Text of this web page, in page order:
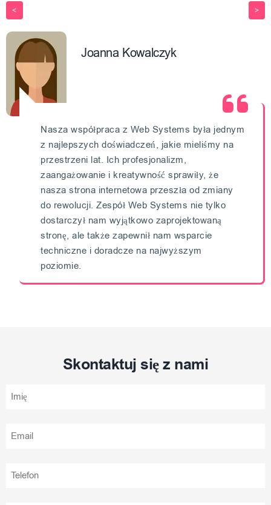
Joanna Kowalczyk
Nasza współpraca z Web Systems była jednym
z najlepszych doświadczeń, jakie mieliśmy na
przestrzeni lat. Ich profesjonalizm,
zaangażowanie i kreatywność sprawiły, że
nasza strona internetowa przeszła od zmiany
do rewolucji. Zespół Web Systems nie tylko
dostarczył nam wyjątkowo zaprojektowaną
stronę, ale także zapewnił nam wsparcie
techniczne i doradcze na najwyższym
poziomie.
Skontaktuj się z nami